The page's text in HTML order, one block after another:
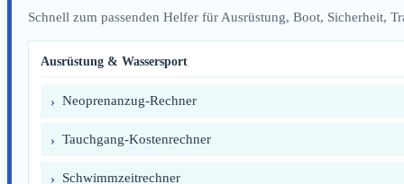
Schnell zum passenden Helfer für Ausrüstung, Boot, Sicherheit,
Ausrüstung & Wassersport
Neoprenanzug-Rechner
Tauchgang-Kostenrechner
Schwimmzeitrechner